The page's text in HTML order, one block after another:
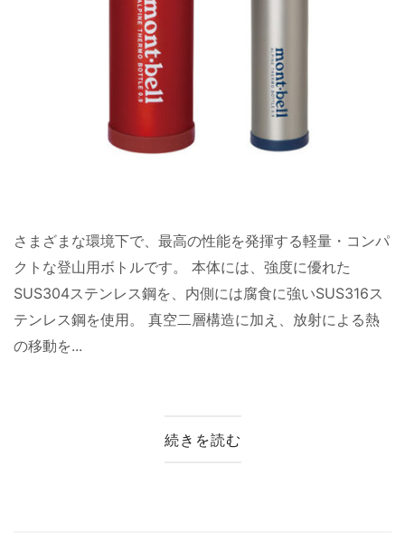
さまざまな環境下で、最高の性能を発揮する軽量・コンパ
クトな登山用ボトルです。 本体には、強度に優れた
SUS304ステンレス鋼を、内側には腐食に強いSUS316ス
テンレス鋼を使用。 真空二層構造に加え、放射による熱
の移動を...
続きを読む